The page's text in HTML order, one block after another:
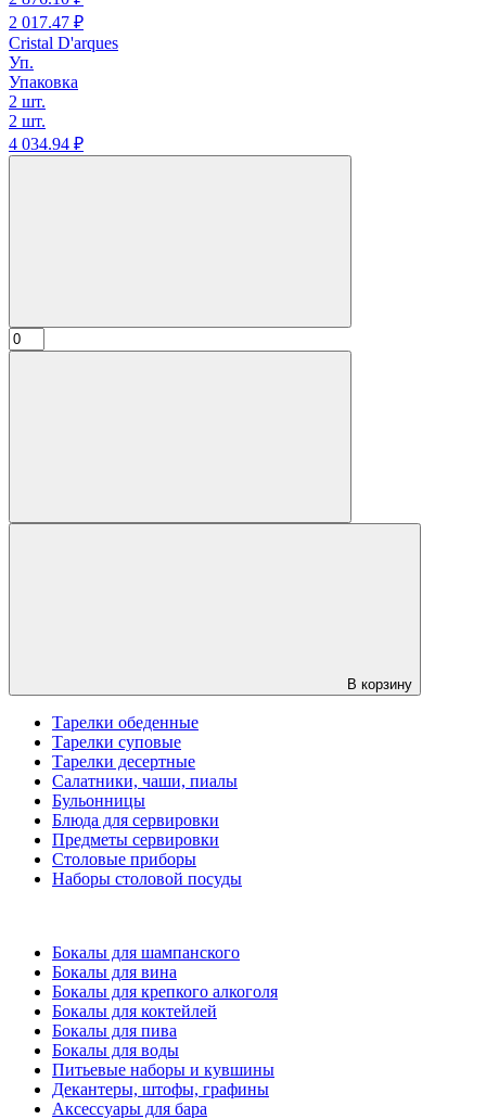
2 017.47 ₽
Cristal D'arques
Уп.
Упаковка
2 шт.
2 шт.
4 034.94 ₽
В корзину
Тарелки обеденные
Тарелки суповые
Тарелки десертные
Салатники, чаши, пиалы
Бульонницы
Блюда для сервировки
Предметы сервировки
Столовые приборы
Наборы столовой посуды
Бокалы для шампанского
Бокалы для вина
Бокалы для крепкого алкоголя
Бокалы для коктейлей
Бокалы для пива
Бокалы для воды
Питьевые наборы и кувшины
Декантеры, штофы, графины
Аксессуары для бара